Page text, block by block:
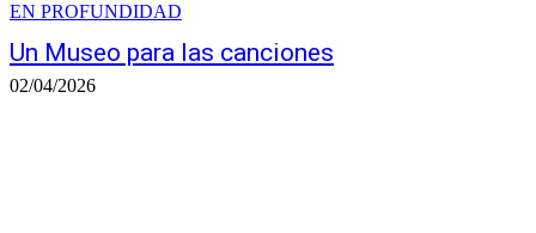
EN PROFUNDIDAD
Un Museo para las canciones
02/04/2026